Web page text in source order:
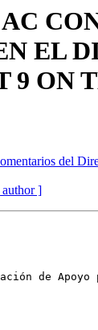
EL
9 ON
del
author ]
de Apoyo